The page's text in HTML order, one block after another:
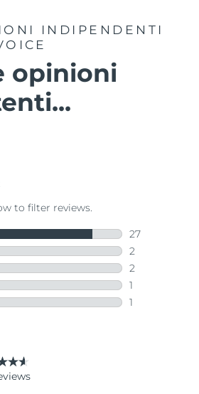
INDIPENDENTI
opinioni